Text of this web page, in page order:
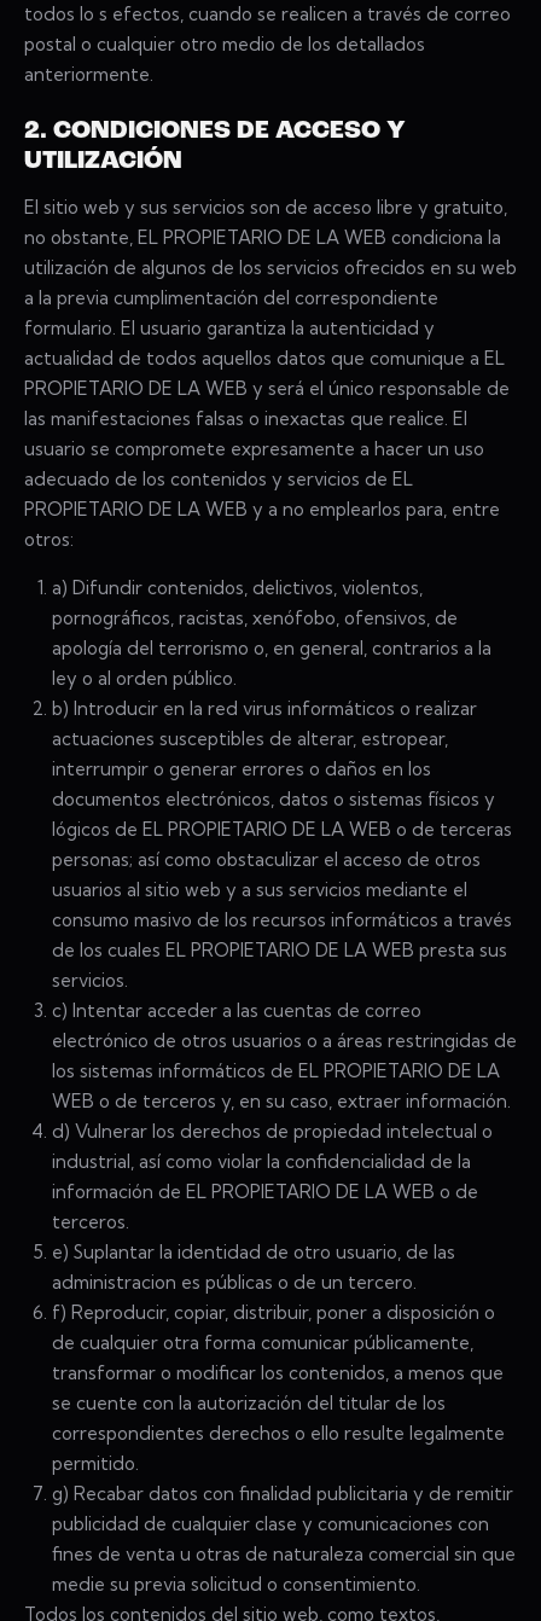
todos lo s efectos, cuando se realicen a través de correo
postal o cualquier otro medio de los detallados
anteriormente.
2. CONDICIONES DE ACCESO Y
UTILIZACIÓN
El sitio web y sus servicios son de acceso libre y gratuito,
no obstante, EL PROPIETARIO DE LA WEB condiciona la
utilización de algunos de los servicios ofrecidos en su web
a la previa cumplimentación del correspondiente
formulario. El usuario garantiza la autenticidad y
actualidad de todos aquellos datos que comunique a EL
PROPIETARIO DE LA WEB y será el único responsable de
las manifestaciones falsas o inexactas que realice. El
usuario se compromete expresamente a hacer un uso
adecuado de los contenidos y servicios de EL
PROPIETARIO DE LA WEB y a no emplearlos para, entre
otros:
a) Difundir contenidos, delictivos, violentos,
pornográficos, racistas, xenófobo, ofensivos, de
apología del terrorismo o, en general, contrarios a la
ley o al orden público.
b) Introducir en la red virus informáticos o realizar
actuaciones susceptibles de alterar, estropear,
interrumpir o generar errores o daños en los
documentos electrónicos, datos o sistemas físicos y
lógicos de EL PROPIETARIO DE LA WEB o de terceras
personas; así como obstaculizar el acceso de otros
usuarios al sitio web y a sus servicios mediante el
consumo masivo de los recursos informáticos a través
de los cuales EL PROPIETARIO DE LA WEB presta sus
servicios.
c) Intentar acceder a las cuentas de correo
electrónico de otros usuarios o a áreas restringidas de
los sistemas informáticos de EL PROPIETARIO DE LA
WEB o de terceros y, en su caso, extraer información.
d) Vulnerar los derechos de propiedad intelectual o
industrial, así como violar la confidencialidad de la
información de EL PROPIETARIO DE LA WEB o de
terceros.
e) Suplantar la identidad de otro usuario, de las
administracion es públicas o de un tercero.
f) Reproducir, copiar, distribuir, poner a disposición o
de cualquier otra forma comunicar públicamente,
transformar o modificar los contenidos, a menos que
se cuente con la autorización del titular de los
correspondientes derechos o ello resulte legalmente
permitido.
g) Recabar datos con finalidad publicitaria y de remitir
publicidad de cualquier clase y comunicaciones con
fines de venta u otras de naturaleza comercial sin que
medie su previa solicitud o consentimiento.
Todos los contenidos del sitio web, como textos,